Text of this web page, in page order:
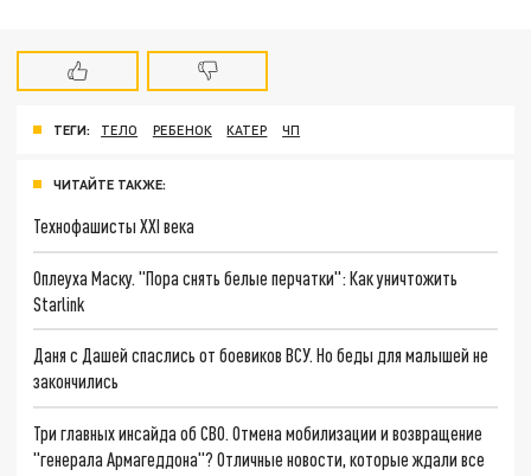
ТЕГИ: ТЕЛО РЕБЕНОК КАТЕР ЧП
ЧИТАЙТЕ ТАКЖЕ:
Технофашисты XXI века
Оплеуха Маску. "Пора снять белые перчатки": Как уничтожить
Starlink
Даня с Дашей спаслись от боевиков ВСУ. Но беды для малышей не
закончились
Три главных инсайда об СВО. Отмена мобилизации и возвращение
"генерала Армагеддона"? Отличные новости, которые ждали все